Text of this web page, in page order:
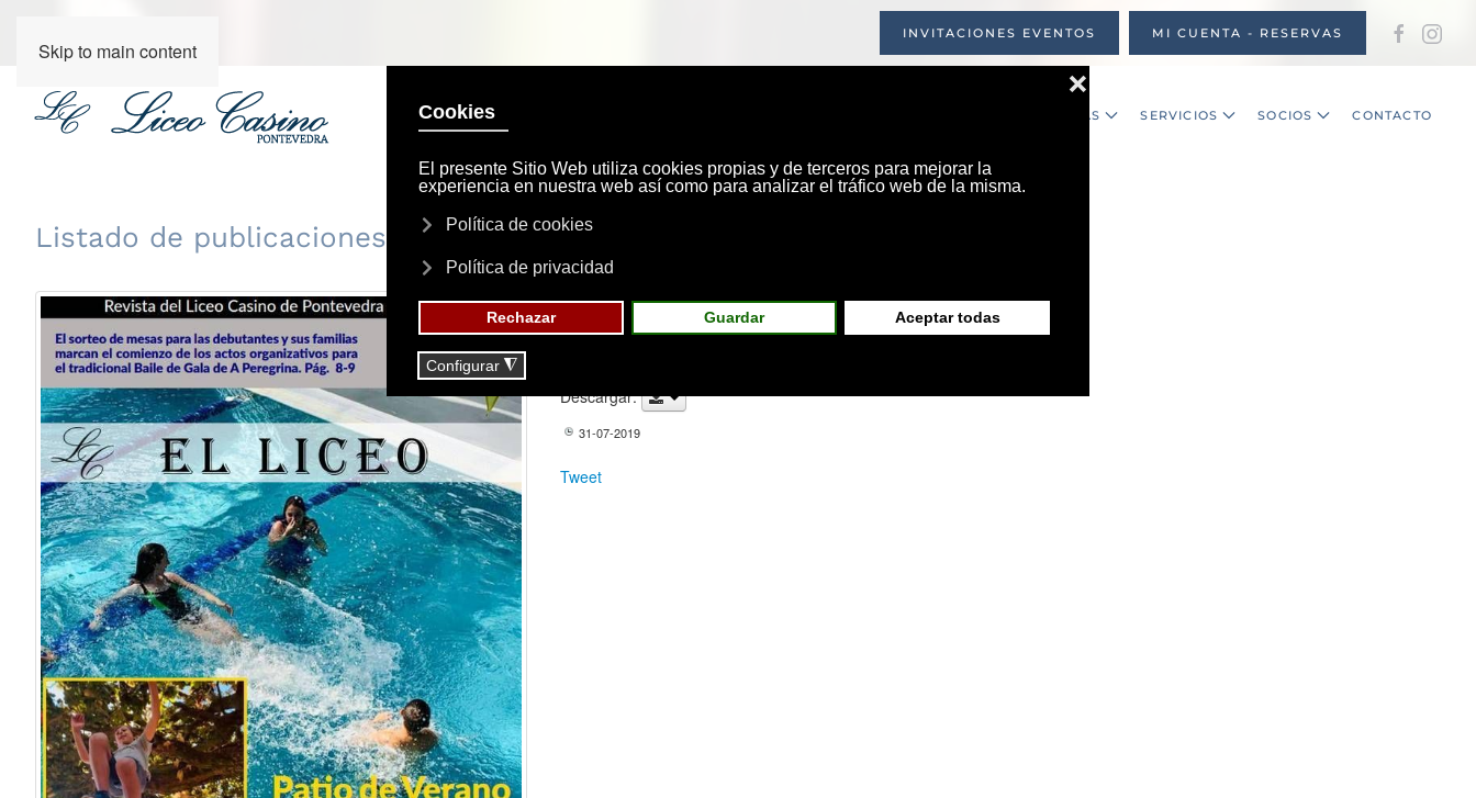
Skip to main content
INVITACIONES EVENTOS MI CUENTA - RESERVAS
NOTICIAS SERVICIOS SOCIOS CONTACTO
Listado de publicaciones
Revista Nº 14 - 2019
Descargar:
31-07-2019
Tweet